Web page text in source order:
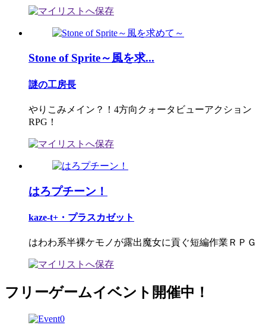
Stone of Sprite～風を求...
謎の工房長
やりこみメイン？！4方向クォータビューアクション
RPG！
はろプチーン！
kaze-t+・プラスカゼット
はわわ系半裸ケモノが露出魔女に貢ぐ短編作業ＲＰＧ
フリーゲームイベント開催中！